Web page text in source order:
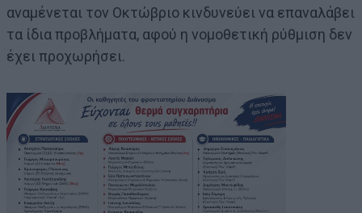
αναμένεται τον Οκτώβριο κινδυνεύει να επαναλάβει
τα ίδια προβλήματα, αφού η νομοθετική ρύθμιση δεν
έχει προχωρήσει.